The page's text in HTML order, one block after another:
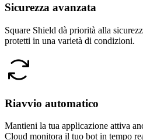
Sicurezza avanzata
Square Shield dà priorità alla
protetti in una varietà di condizioni.
Riavvio automatico
Mantieni la tua applicazione attiva
Cloud monitora il tuo bot in tempo